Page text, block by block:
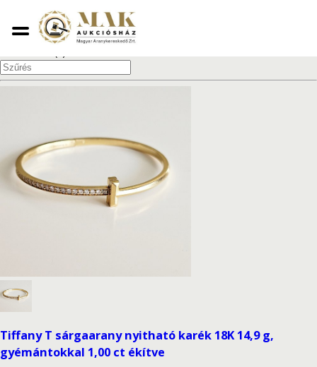
Tiffany T sárgaarany nyitható karék 18K 14,9 g,
gyémántokkal 1,00 ct ékítve